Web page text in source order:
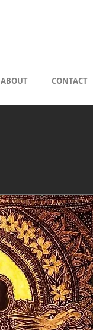
ABOUT CONTACT